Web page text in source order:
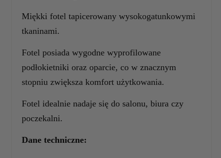
Miękki fotel tapicerowany wysokogatunkowymi
tkaninami.
Fotel posiada wygodne wyprofilowane
podłokietniki oraz oparcie, co w znacznym
stopniu zwiększa komfort użytkowania.
Fotel idealnie nadaje się do salonu, biura czy
poczekalni.
Dane techniczne: